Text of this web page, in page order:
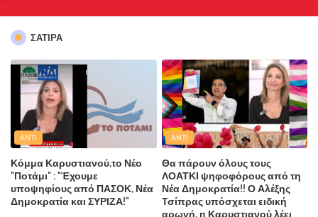
ΣΑΤΙΡΑ
ANTI
Κόμμα Καρυστιανού,το Νέο
"Ποτάμι" : "Έχουμε
υποψηφίους από ΠΑΣΟΚ, Νέα
Δημοκρατία και ΣΥΡΙΖΑ!"
ANTI
Θα πάρουν όλους τους
ΛΟΑΤΚΙ ψηφοφόρους από τη
Νέα Δημοκρατία!! Ο Αλέξης
Τσίπρας υπόσχεται ειδική
αρωγή, η Καρυστιανού λέει